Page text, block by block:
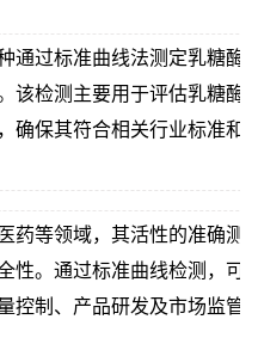
通过标准曲线法测定乳糖酶
该检测主要用于评估乳糖酶
确保其符合相关行业标准和
药等领域，其活性的准确测
性。通过标准曲线检测，可
控制、产品研发及市场监管